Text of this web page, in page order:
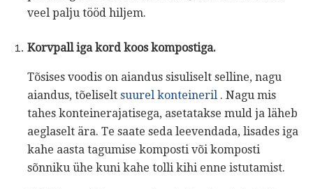
veel palju tööd hiljem.
Korvpall iga kord koos kompostiga.
Tõsises voodis on aiandus sisuliselt selline, nagu
aiandus, tõeliselt suurel konteineril . Nagu mis
tahes konteinerajatisega, asetatakse muld ja läheb
aeglaselt ära. Te saate seda leevendada, lisades iga
kahe aasta tagumise komposti või komposti
sõnniku ühe kuni kahe tolli kihi enne istutamist.